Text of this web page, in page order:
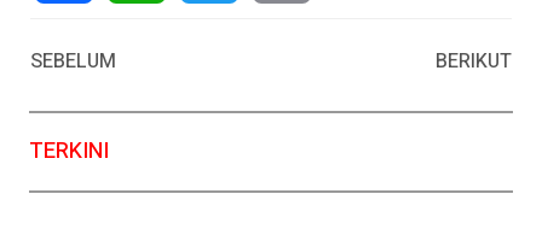
SEBELUM
BERIKUT
TERKINI